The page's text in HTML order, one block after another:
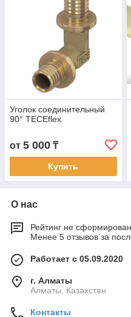
Уголок соединительный
90° TECEflex
от 5 000 ₸
Купить
О нас
Рейтинг не сформирован
Менее 5 отзывов за
Работает с 05.09.2020
г. Алматы
Алматы, Казахстан
Контакты